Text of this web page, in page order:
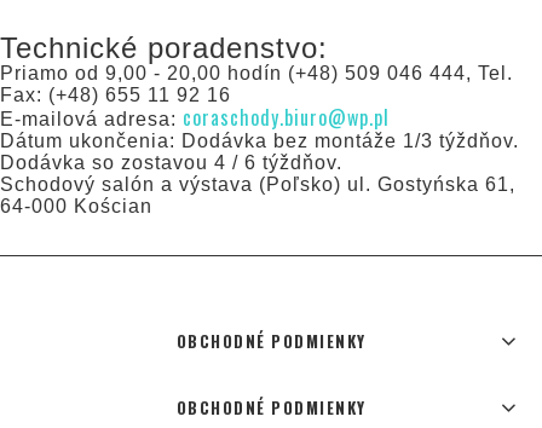
Technické poradenstvo:
Priamo od 9,00 - 20,00 hodín (+48) 509 046 444, Tel.
Fax: (+48) 655 11 92 16
E-mailová adresa: coraschody.biuro@wp.pl
Dátum ukončenia: Dodávka bez montáže 1/3 týždňov.
Dodávka so zostavou 4 / 6 týždňov.
Schodový salón a výstava (Poľsko) ul. Gostyńska 61,
64-000 Kościan
OBCHODNÉ PODMIENKY
OBCHODNÉ PODMIENKY